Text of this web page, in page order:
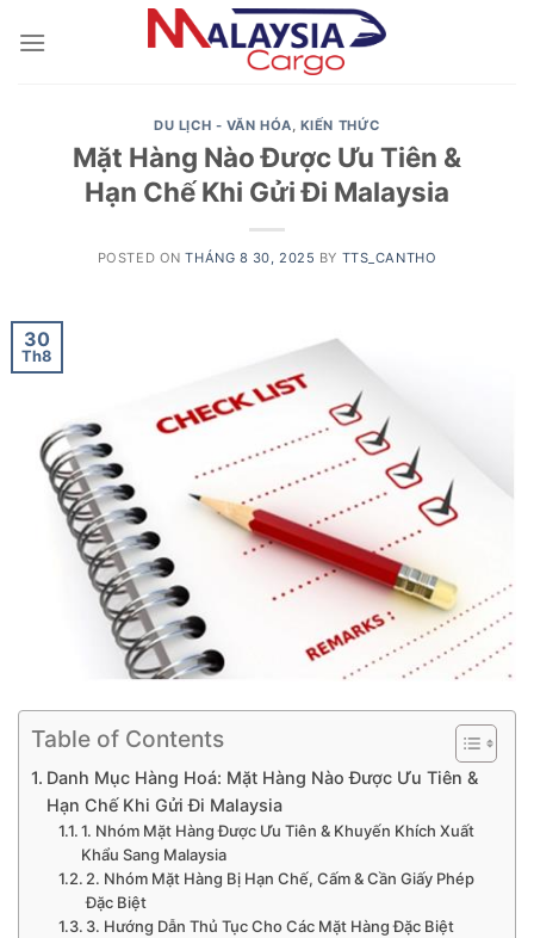
DU LỊCH - VĂN HÓA, KIẾN THỨC
Mặt Hàng Nào Được Ưu Tiên &
Hạn Chế Khi Gửi Đi Malaysia
POSTED ONTHÁNG 8 30, 2025 BY TTS_CANTHO
30
Th8
Table of Contents
Danh Mục Hàng Hoá: Mặt Hàng Nào Được Ưu Tiên &
Hạn Chế Khi Gửi Đi Malaysia
1. Nhóm Mặt Hàng Được Ưu Tiên & Khuyến Khích Xuất
Khẩu Sang Malaysia
2. Nhóm Mặt Hàng Bị Hạn Chế, Cấm & Cần Giấy Phép
Đặc Biệt
3. Hướng Dẫn Thủ Tục Cho Các Mặt Hàng Đặc Biệt